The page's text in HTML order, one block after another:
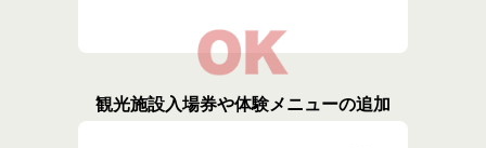
観光施設入場券や体験メニューの追加